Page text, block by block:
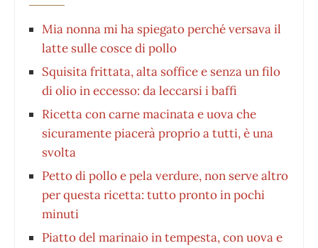
Mia nonna mi ha spiegato perché versava il
latte sulle cosce di pollo
Squisita frittata, alta soffice e senza un filo
di olio in eccesso: da leccarsi i baffi
Ricetta con carne macinata e uova che
sicuramente piacerà proprio a tutti, è una
svolta
Petto di pollo e pela verdure, non serve altro
per questa ricetta: tutto pronto in pochi
minuti
Piatto del marinaio in tempesta, con uova e